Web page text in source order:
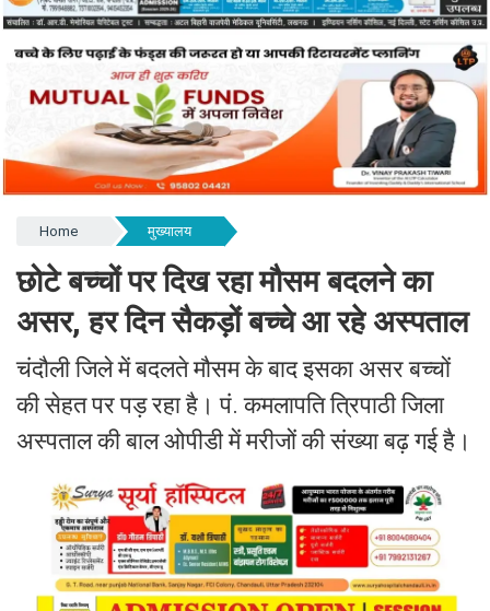
Home मुख्यालय
छोटे बच्चों पर दिख रहा मौसम बदलने का
असर, हर दिन सैकड़ों बच्चे आ रहे अस्पताल ​​​​​​​
चंदौली जिले में बदलते मौसम के बाद इसका असर बच्चों
की सेहत पर पड़ रहा है। पं. कमलापति त्रिपाठी जिला
अस्पताल की बाल ओपीडी में मरीजों की संख्या बढ़ गई है।